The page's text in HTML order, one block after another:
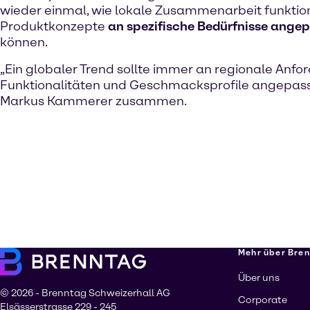
wieder einmal, wie lokale Zusammenarbeit
Produktkonzepte an spezifische Bedürfnisse
können.
„Ein globaler Trend sollte immer an regionale
Funktionalitäten und Geschmacksprofile
Markus Kammerer zusammen.
© 2026 - Brenntag Schweizerhall AG
Elsässerstrasse 229 - 245
Mehr über
Über uns
Corporate